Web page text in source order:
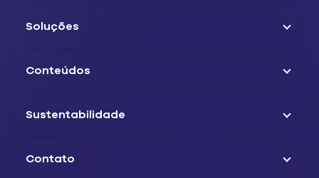
Soluções
Conteúdos
Sustentabilidade
Contato